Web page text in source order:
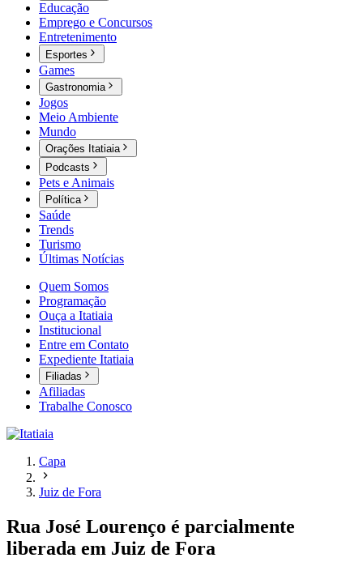
Educação
Emprego e Concursos
Entretenimento
Esportes
Games
Gastronomia
Jogos
Meio Ambiente
Mundo
Orações Itatiaia
Podcasts
Pets e Animais
Política
Saúde
Trends
Turismo
Últimas Notícias
Quem Somos
Programação
Ouça a Itatiaia
Institucional
Entre em Contato
Expediente Itatiaia
Filiadas
Afiliadas
Trabalhe Conosco
Capa
Juiz de Fora
Rua José Lourenço é parcialmente
liberada em Juiz de Fora